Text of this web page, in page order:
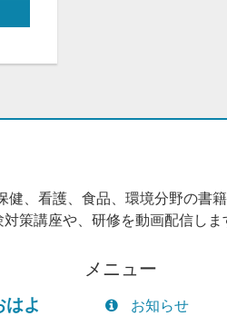
、看護、食品、環境分野の書
策講座や、研修を動画配信しま
よ
メニュー
お知らせ